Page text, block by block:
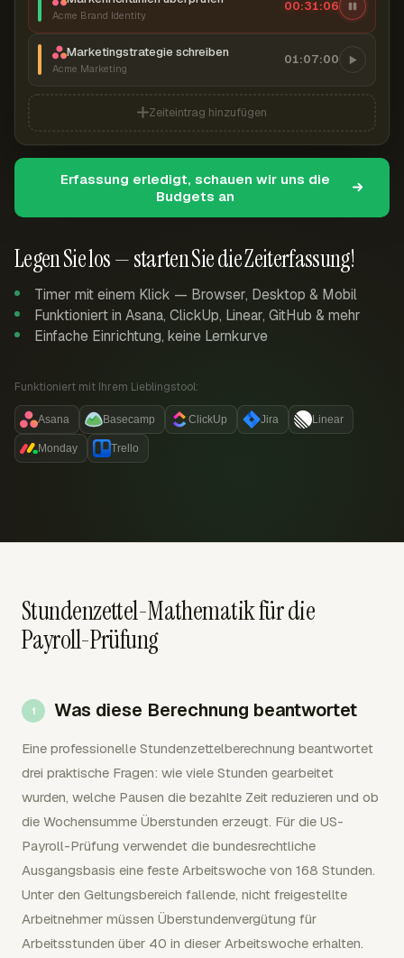
Legen Sie los — starten Sie die Zeiterfassung!
Timer mit einem Klick — Browser, Desktop & Mobil
Funktioniert in Asana, ClickUp, Linear, GitHub & mehr
Einfache Einrichtung, keine Lernkurve
Funktioniert mit Ihrem Lieblingstool:
Asana Basecamp ClickUp Jira Linear
Monday Trello
Acme Brand Identity
00:31:07
Marketingstrategie schreiben
Acme Marketing
01:07:00
Zeiteintrag hinzufügen
Erfassung erledigt, schauen wir uns die
Budgets an
Stundenzettel-Mathematik für die
Payroll-Prüfung
Was diese Berechnung beantwortet
Eine professionelle Stundenzettelberechnung beantwortet
drei praktische Fragen: wie viele Stunden gearbeitet
wurden, welche Pausen die bezahlte Zeit reduzieren und ob
die Wochensumme Überstunden erzeugt. Für die US-
Payroll-Prüfung verwendet die bundesrechtliche
Ausgangsbasis eine feste Arbeitswoche von 168 Stunden.
Unter den Geltungsbereich fallende, nicht freigestellte
Arbeitnehmer müssen Überstundenvergütung für
Arbeitsstunden über 40 in dieser Arbeitswoche erhalten.